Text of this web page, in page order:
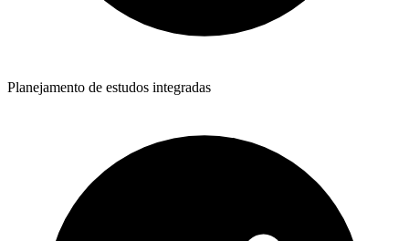
Planejamento de estudos integradas